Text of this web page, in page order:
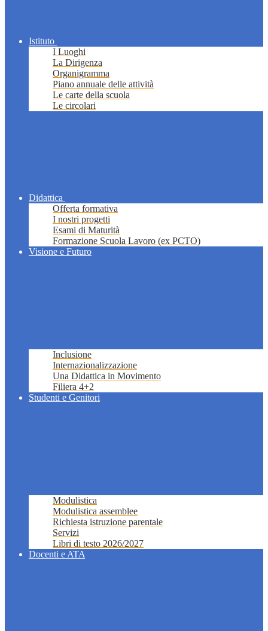
Istituto
I Luoghi
La Dirigenza
Organigramma
Piano annuale delle attività
Le carte della scuola
Le circolari
Didattica
Offerta formativa
I nostri progetti
Esami di Maturità
Formazione Scuola Lavoro (ex PCTO)
Visione e Futuro
Inclusione
Internazionalizzazione
Una Didattica in Movimento
Filiera 4+2
Studenti e Genitori
Modulistica
Modulistica assemblee
Richiesta istruzione parentale
Servizi
Libri di testo 2026/2027
Docenti e ATA